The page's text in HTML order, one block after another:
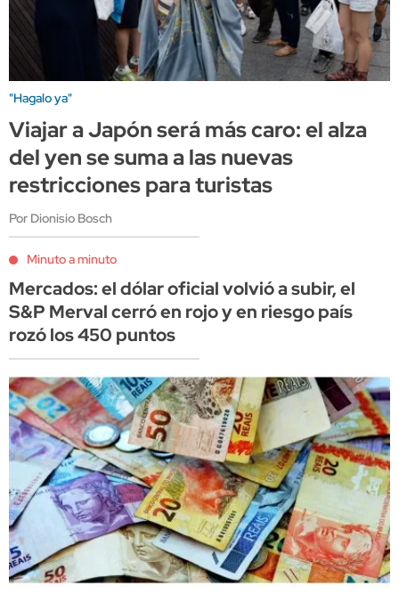
"Hagalo ya"
Viajar a Japón será más caro: el alza
del yen se suma a las nuevas
restricciones para turistas
Por Dionisio Bosch
Minuto a minuto
Mercados: el dólar oficial volvió a subir, el
S&P Merval cerró en rojo y en riesgo país
rozó los 450 puntos